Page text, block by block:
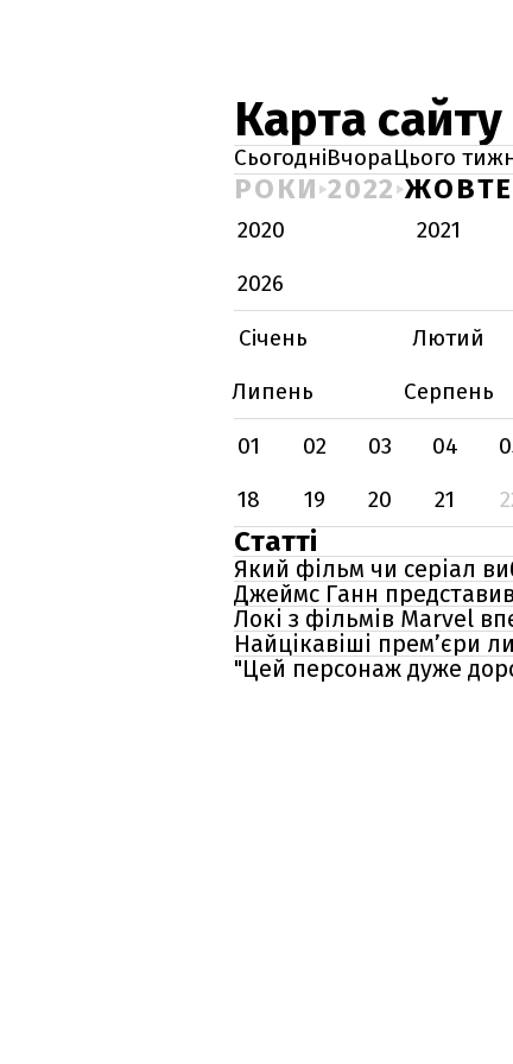
Карта сайту
СьогодніВчораЦього
РОКИ 2022
2020 2021
2026
Січень
Лютий
Липень
Серпень
01
02 03 04
18
19 20 21
Статті
Який фільм чи серіал
Джеймс Ганн
Локі з фільмів Marvel
Найцікавіші прем’єри
"Цей персонаж дуже